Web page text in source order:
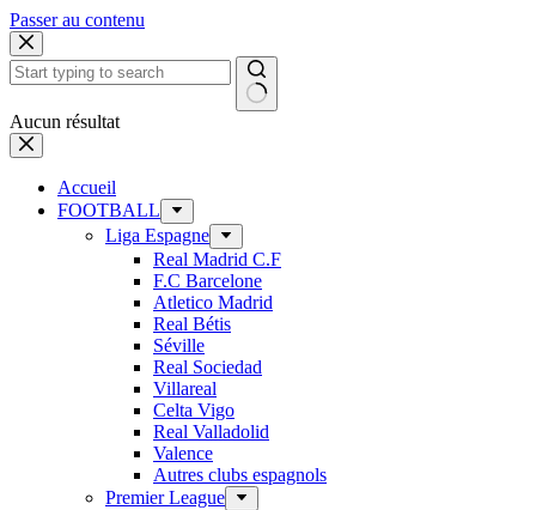
Passer au contenu
Aucun résultat
Accueil
FOOTBALL
Liga Espagne
Real Madrid C.F
F.C Barcelone
Atletico Madrid
Real Bétis
Séville
Real Sociedad
Villareal
Celta Vigo
Real Valladolid
Valence
Autres clubs espagnols
Premier League